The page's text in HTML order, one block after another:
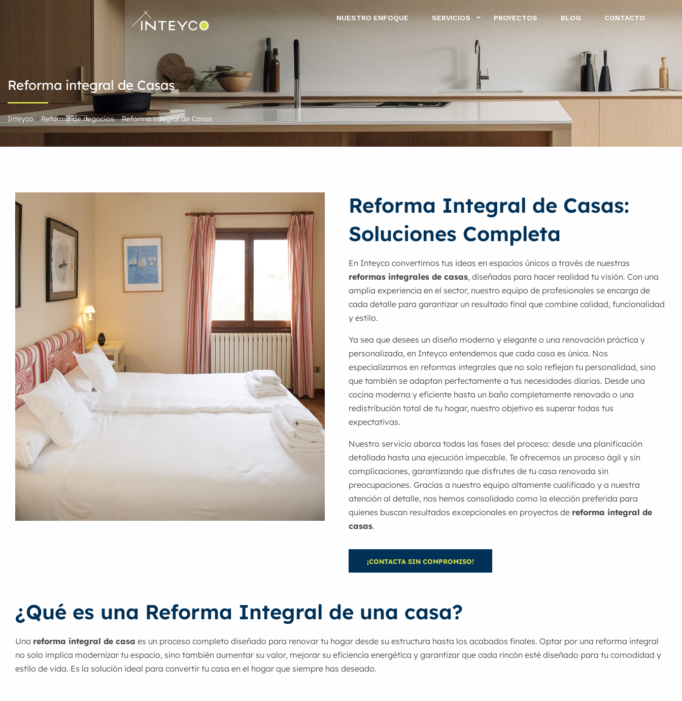
NUESTRO ENFOQUE SERVICIOS PROYECTOS BLOG CONTACTO
Reforma integral de Casas
Inteyco > Reforma de negocios>Reforma integral de Casas
Reforma Integral de Casas:
Soluciones Completa
En Inteyco convertimos tus ideas en espacios únicos a través de nuestras
reformas integrales de casas, diseñadas para hacer realidad tu visión. Con una
amplia experiencia en el sector, nuestro equipo de profesionales se encarga de
cada detalle para garantizar un resultado final que combine calidad, funcionalidad
y estilo.
Ya sea que desees un diseño moderno y elegante o una renovación práctica y
personalizada, en Inteyco entendemos que cada casa es única. Nos
especializamos en reformas integrales que no solo reflejan tu personalidad, sino
que también se adaptan perfectamente a tus necesidades diarias. Desde una
cocina moderna y eficiente hasta un baño completamente renovado o una
redistribución total de tu hogar, nuestro objetivo es superar todas tus
expectativas.
Nuestro servicio abarca todas las fases del proceso: desde una planificación
detallada hasta una ejecución impecable. Te ofrecemos un proceso ágil y sin
complicaciones, garantizando que disfrutes de tu casa renovada sin
preocupaciones. Gracias a nuestro equipo altamente cualificado y a nuestra
atención al detalle, nos hemos consolidado como la elección preferida para
quienes buscan resultados excepcionales en proyectos de reforma integral de
casas.
¡CONTACTA SIN COMPROMISO!
¿Qué es una Reforma Integral de una casa?
Una reforma integral de casa es un proceso completo diseñado para renovar tu hogar desde su estructura hasta los acabados finales. Optar por una reforma integral
no solo implica modernizar tu espacio, sino también aumentar su valor, mejorar su eficiencia energética y garantizar que cada rincón esté diseñado para tu comodidad y
estilo de vida. Es la solución ideal para convertir tu casa en el hogar que siempre has deseado.